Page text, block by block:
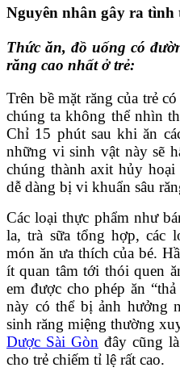
Nguyên nhân gây ra tình
Thức ăn, đồ uống có
răng cao nhất ở trẻ:
Trên bề mặt răng của trẻ
chúng ta không thể nhìn
Chỉ 15 phút sau khi ăn
những vi sinh vật này sẽ
chúng thành axit hủy
dễ dàng bị vi khuẩn sâu
Các loại thực phẩm như
la, trà sữa tổng hợp, các
món ăn ưa thích của bé.
ít quan tâm tới thói quen
em được cho phép ăn
này có thể bị ảnh hưởng
sinh răng miệng thường
Dược Sài Gòn đây cũng
cho trẻ chiếm tỉ lệ rất cao.